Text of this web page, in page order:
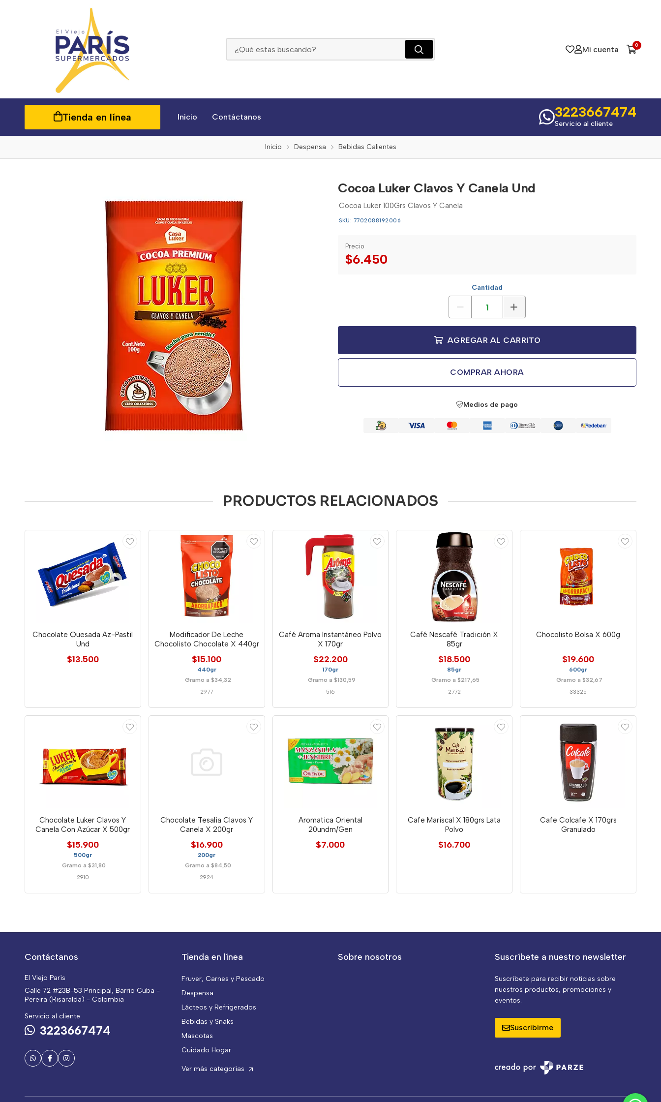
Mi cuenta 0
Tienda en línea Inicio Contáctanos 3223667474
Servicio al cliente
Inicio Despensa Bebidas Calientes
Cocoa Luker Clavos Y Canela Und
Cocoa Luker 100Grs Clavos Y Canela
SKU: 7702088192006
Precio
$6.450
Cantidad
AGREGAR AL CARRITO
COMPRAR AHORA
Medios de pago
PRODUCTOS RELACIONADOS
Chocolate Quesada Az-Pastil
Und
$13.500
Modificador De Leche
Chocolisto Chocolate X 440gr
$15.100
440gr
Gramo a $34,32
2977
Café Aroma Instantáneo Polvo
X 170gr
$22.200
170gr
Gramo a $130,59
516
Café Nescafé Tradición X
85gr
$18.500
85gr
Gramo a $217,65
2772
Chocolisto Bolsa X 600g
$19.600
600gr
Gramo a $32,67
33325
Chocolate Luker Clavos Y
Canela Con Azúcar X 500gr
$15.900
500gr
Gramo a $31,80
2910
Chocolate Tesalia Clavos Y
Canela X 200gr
$16.900
200gr
Gramo a $84,50
2924
Aromatica Oriental
20undm/Gen
$7.000
Cafe Mariscal X 180grs Lata
Polvo
$16.700
Cafe Colcafe X 170grs
Granulado
Contáctanos
El Viejo París
Calle 72 #23B-53 Principal, Barrio Cuba -
Pereira (Risaralda) - Colombia
Servicio al cliente
3223667474
Tienda en línea
Fruver, Carnes y Pescado
Despensa
Lácteos y Refrigerados
Bebidas y Snaks
Mascotas
Cuidado Hogar
Ver más categorías
Sobre nosotros Suscríbete a nuestro newsletter
Suscríbete para recibir noticias sobre
nuestros productos, promociones y
eventos.
Suscribirme